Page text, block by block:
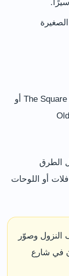
تمر معظم حافلات بورنموث المركزية قرب The Square أو
Westover Road أو Commercial Road أو Old
الطرق
أو اللوحات
وصوّر
في شارع